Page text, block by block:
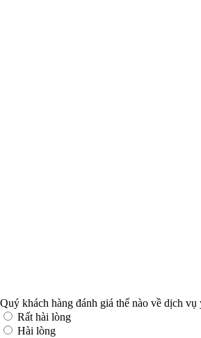
Quý khách hàng đánh giá thế nào về dịch vụ
Rất hài lòng
Hài lòng